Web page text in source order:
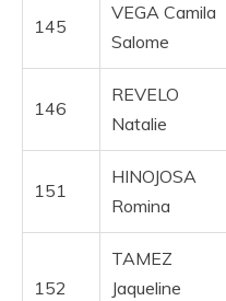
145
VEGA Camila
Salome
146
REVELO
Natalie
151
HINOJOSA
Romina
152
TAMEZ
Jaqueline